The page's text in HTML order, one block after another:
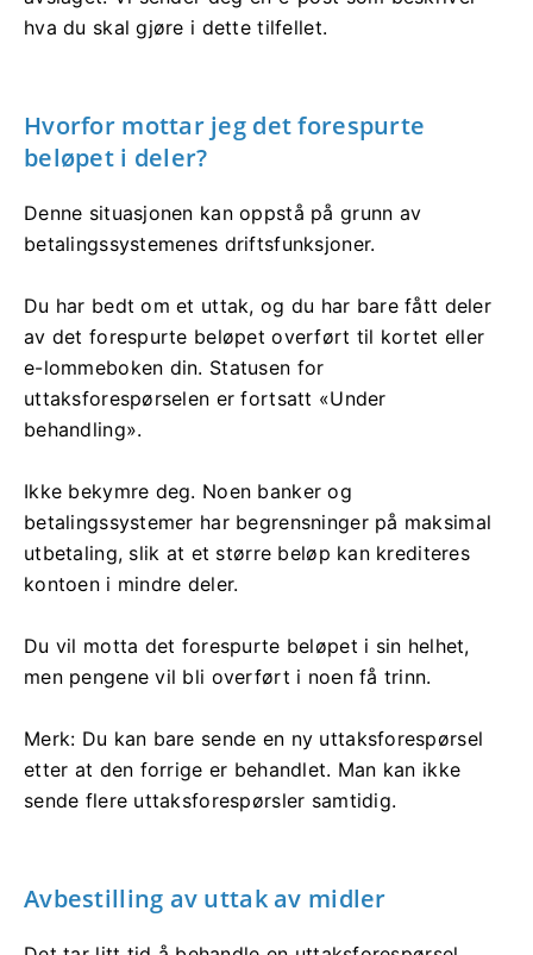
hva du skal gjøre i dette tilfellet.
Hvorfor mottar jeg det forespurte
beløpet i deler?
Denne situasjonen kan oppstå på grunn av
betalingssystemenes driftsfunksjoner.
Du har bedt om et uttak, og du har bare fått deler
av det forespurte beløpet overført til kortet eller
e-lommeboken din. Statusen for
uttaksforespørselen er fortsatt «Under
behandling».
Ikke bekymre deg. Noen banker og
betalingssystemer har begrensninger på maksimal
utbetaling, slik at et større beløp kan krediteres
kontoen i mindre deler.
Du vil motta det forespurte beløpet i sin helhet,
men pengene vil bli overført i noen få trinn.
Merk: Du kan bare sende en ny uttaksforespørsel
etter at den forrige er behandlet. Man kan ikke
sende flere uttaksforespørsler samtidig.
Avbestilling av uttak av midler